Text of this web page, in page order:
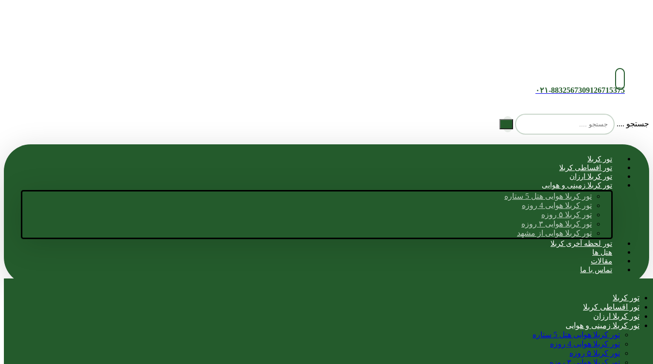
۰۲۱-8832567309126715375
جستجو ....
تور کربلا
تور اقساطی کربلا
تور کربلا ارزان
تور کربلا زمینی و هوایی
تور کربلا هوایی هتل 5 ستاره
تور کربلا هوایی 4 روزه
تور کربلا ۵ روزه
تور کربلا هوایی ۳ روزه
تور کربلا هوایی از مشهد
تور لحظه آخری کربلا
هتل ها
مقالات
تماس با ما
تور کربلا
تور اقساطی کربلا
تور کربلا ارزان
تور کربلا زمینی و هوایی
تور کربلا هوایی هتل 5 ستاره
تور کربلا هوایی 4 روزه
تور کربلا ۵ روزه
تور کربلا هوایی ۳ روزه